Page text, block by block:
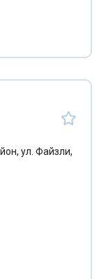
ул. Файзли,